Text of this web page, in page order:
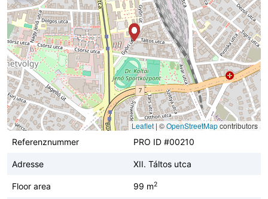
Leaflet | ©OpenStreetMapcontributors
Referenznummer
PRO ID #00210
Adresse XII. Táltos utca
Floor area 99 m2